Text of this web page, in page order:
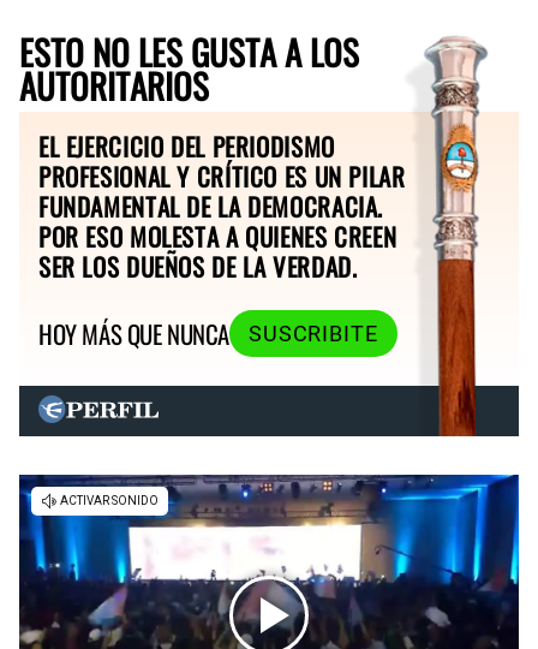
ESTO NO LES GUSTA A LOS
AUTORITARIOS
EL EJERCICIO DEL PERIODISMO
PROFESIONAL Y CRÍTICO ES UN PILAR
FUNDAMENTAL DE LA DEMOCRACIA.
POR ESO MOLESTA A QUIENES CREEN
SER LOS DUEÑOS DE LA VERDAD.
HOY MÁS QUE NUNCA
SUSCRIBITE